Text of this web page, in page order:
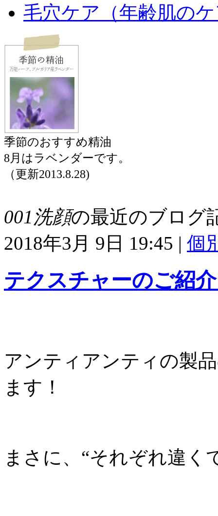
毛穴ケア（年齢肌の
季節のおすすめ精油
8月はラベンダーです。
（更新2013.8.28)
001洗顔の最近のブログ
2018年3月 9日 19:45 | 個
テクスチャーのご紹
アンティアンティの製
ます！
まさに、“それぞれ違く